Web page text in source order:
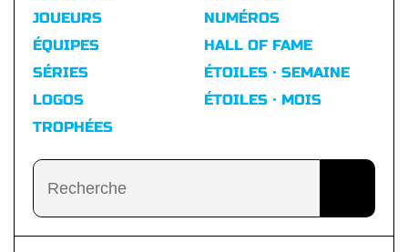
JOUEURS
ÉQUIPES
SÉRIES
LOGOS
TROPHÉES
NUMÉROS
HALL OF FAME
ÉTOILES · SEMAINE
ÉTOILES · MOIS